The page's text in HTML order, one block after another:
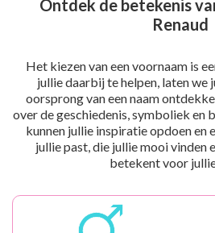
Ontdek de betekenis
Renaud
Het kiezen van een voornaam is
jullie daarbij te helpen, laten we
oorsprong van een naam
over de geschiedenis, symboliek en
kunnen jullie inspiratie opdoen en
jullie past, die jullie mooi vinden
betekent voor